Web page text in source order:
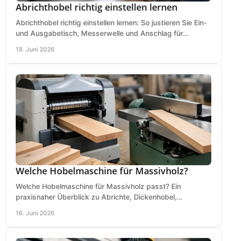
Abrichthobel richtig einstellen lernen
Abrichthobel richtig einstellen lernen: So justieren Sie Ein-
und Ausgabetisch, Messerwelle und Anschlag für
18. Juni 2026
Welche Hobelmaschine für Massivholz?
Welche Hobelmaschine für Massivholz passt? Ein
praxisnaher Überblick zu Abrichte, Dickenhobel,
16. Juni 2026